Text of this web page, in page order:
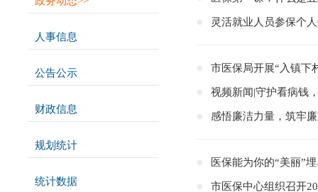
人事信息
公告公示
财政信息
规划统计
统计数据
灵活就业人员参保个
市医保局开展“入镇下
视频新闻|守护看病钱
感悟廉洁力量，筑牢
医保能为你的“美丽”
市医保中心组织召开